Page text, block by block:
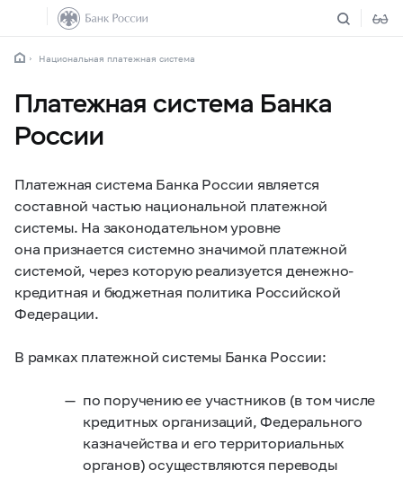
Национальная платежная система
Платежная система Банка
России
Платежная система Банка России является
составной частью национальной платежной
системы. На законодательном уровне
она признается системно значимой платежной
системой, через которую реализуется денежно-
кредитная и бюджетная политика Российской
Федерации.
В рамках платежной системы Банка России:
по поручению ее участников (в том числе
кредитных организаций, Федерального
казначейства и его территориальных
органов) осуществляются переводы